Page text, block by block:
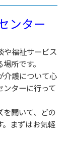
ンター
や福祉サービス
所です。
介護について心
ターに行って
を聞いて、どの
。まずはお気軽